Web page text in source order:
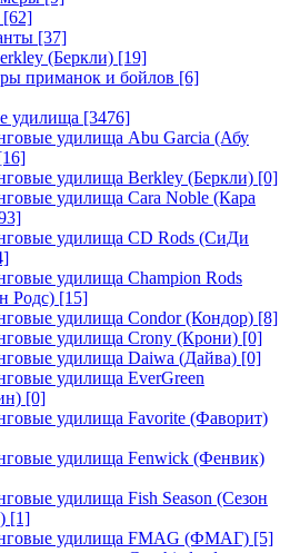
[62]
[37]
(Беркли) [19]
приманок и бойлов [6]
удилища [3476]
удилища Abu Garcia (Абу
удилища Berkley (Беркли) [0]
удилища Cara Noble (Кара
удилища CD Rods (СиДи
удилища Champion Rods
Родс) [15]
удилища Condor (Кондор) [8]
удилища Crony (Крони) [0]
удилища Daiwa (Дайва) [0]
удилища EverGreen
[0]
удилища Favorite (Фаворит)
удилища Fenwick (Фенвик)
удилища Fish Season (Сезон
[1]
удилища FMAG (ФМАГ) [5]